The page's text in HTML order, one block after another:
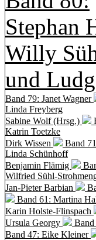
Stephan
Willy
und
Band 79: Janet Wagner
Linda Freyberg
Sabine Wolf (Hrsg.)
Katrin Toetzke
Dirk Wissen
Band
Linda Schünhoff
Benjamin Flämig
Wilfried Sühl-
Jan-Pieter Barbian
Band 61: Martina
Karin Holste-Flinspach
Ursula Georgy
Band
Band 47: Eike Kleiner